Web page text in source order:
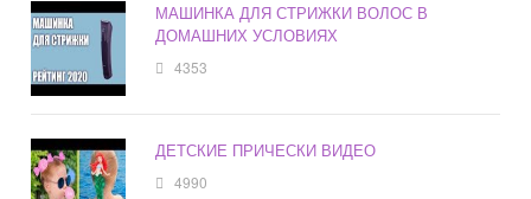
МАШИНКА ДЛЯ СТРИЖКИ ВОЛОС В
ДОМАШНИХ УСЛОВИЯХ
4353
ДЕТСКИЕ ПРИЧЕСКИ ВИДЕО
4990